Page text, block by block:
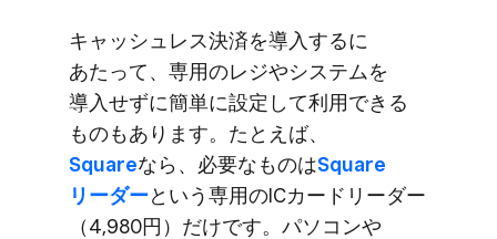
キャッシュレス決済を​導入するに​
あたって、​専用の​レジや​システムを​
導入せずに​簡単に​設定して​利用できる​
ものも​あります。​たとえば、
Squareなら、​必要な​ものは​Square
リーダーと​いう​専用の​ICカードリーダー​
（4,980円）だけです。​パソコンや​